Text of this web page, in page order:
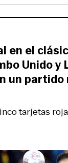
tarjetas
en el
Unido y
un partido